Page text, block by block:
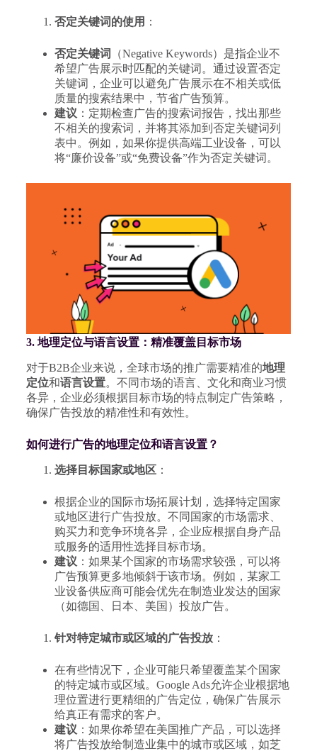
否定关键词的使用 ：
否定关键词
（Negative Keywords）是指企业不
希望广告展示时匹配的关键词。通过设置否定
关键词，企业可以避免广告展示在不相关或低
质量的搜索结果中，节省广告预算。
建议 ：定期检查广告的搜索词报告，找出那些
不相关的搜索词，并将其添加到否定关键词列
表中。例如，如果你提供高端工业设备，可以
将“廉价设备”或“免费设备”作为否定关键词。
3. 地理定位与语言设置：精准覆盖目标市场
对于B2B企业来说，全球市场的推广需要精准的地理
定位和语言设置。不同市场的语言、文化和商业习惯
各异，企业必须根据目标市场的特点制定广告策略，
确保广告投放的精准性和有效性。
如何进行广告的地理定位和语言设置？
选择目标国家或地区：
根据企业的国际市场拓展计划，选择特定国家
或地区进行广告投放。不同国家的市场需求、
购买力和竞争环境各异，企业应根据自身产品
或服务的适用性选择目标市场。
建议 ：如果某个国家的市场需求较强，可以将
广告预算更多地倾斜于该市场。例如，某家工
业设备供应商可能会优先在制造业发达的国家
（如德国、日本、美国）投放广告。
针对特定城市或区域的广告投放：
在有些情况下，企业可能只希望覆盖某个国家
的特定城市或区域。Google Ads允许企业根据地
理位置进行更精细的广告定位，确保广告展示
给真正有需求的客户。
建议 ：如果你希望在美国推广产品，可以选择
将广告投放给制造业集中的城市或区域，如芝